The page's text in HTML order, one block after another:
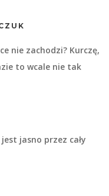
nie zachodzi? Kurczę,
to wcale nie tak
jasno przez cały